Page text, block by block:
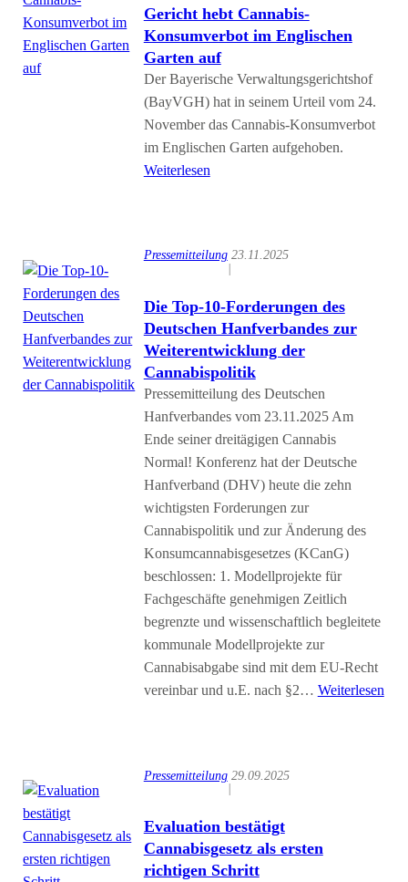
Gericht hebt Cannabis-
Konsumverbot im Englischen
Garten auf
Der Bayerische Verwaltungsgerichtshof
(BayVGH) hat in seinem Urteil vom 24.
November das Cannabis-Konsumverbot
im Englischen Garten aufgehoben.
Weiterlesen
Pressemitteilung
|
23.11.2025
Die Top-10-Forderungen des
Deutschen Hanfverbandes zur
Weiterentwicklung der
Cannabispolitik
Pressemitteilung des Deutschen
Hanfverbandes vom 23.11.2025 Am
Ende seiner dreitägigen Cannabis
Normal! Konferenz hat der Deutsche
Hanfverband (DHV) heute die zehn
wichtigsten Forderungen zur
Cannabispolitik und zur Änderung des
Konsumcannabisgesetzes (KCanG)
beschlossen: 1. Modellprojekte für
Fachgeschäfte genehmigen Zeitlich
begrenzte und wissenschaftlich begleitete
kommunale Modellprojekte zur
Cannabisabgabe sind mit dem EU-Recht
vereinbar und u.E. nach §2… Weiterlesen
Pressemitteilung
|
29.09.2025
Evaluation bestätigt
Cannabisgesetz als ersten
richtigen Schritt